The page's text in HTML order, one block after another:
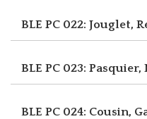
BLE PC 022: Jouglet,
BLE PC 023:
BLE PC 024: Cousin,